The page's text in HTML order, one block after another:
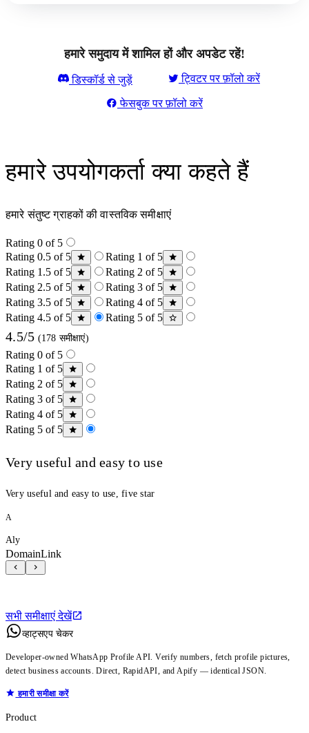
हमारे समुदाय में शामिल हों और अपडेट रहें!
डिस्कॉर्ड से जुड़ें ट्विटर पर फ़ॉलो करें
फेसबुक पर फ़ॉलो करें
हमारे उपयोगकर्ता क्या कहते हैं
हमारे संतुष्ट ग्राहकों की वास्तविक समीक्षाएं
Rating 0 of 5
Rating 0.5 of 5
Rating 1 of 5
Rating 1.5 of 5
Rating 2 of 5
Rating 2.5 of 5
Rating 3 of 5
Rating 3.5 of 5
Rating 4 of 5
Rating 4.5 of 5
Rating 5 of 5
4.5/5 (178 समीक्षाएं)
Rating 0 of 5
Rating 1 of 5
Rating 2 of 5
Rating 3 of 5
Rating 4 of 5
Rating 5 of 5
Very useful and easy to use
Very useful and easy to use, five star
A
Aly
DomainLink
सभी समीक्षाएं देखें
व्हाट्सएप चेकर
Developer-owned WhatsApp Profile API. Verify numbers, fetch profile pictures,
detect business accounts. Direct, RapidAPI, and Apify — identical JSON.
हमारी समीक्षा करें
Product